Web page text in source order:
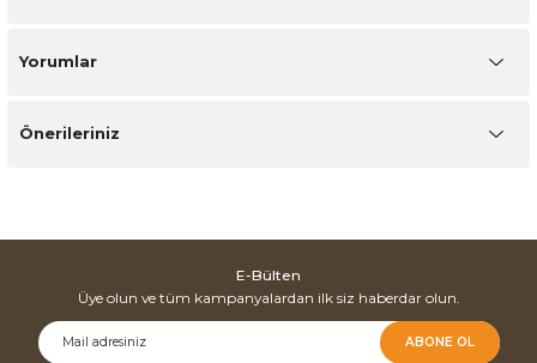
Yorumlar
Önerileriniz
E-Bülten
Üye olun ve tüm kampanyalardan ilk siz haberdar olun.
ABONE OL